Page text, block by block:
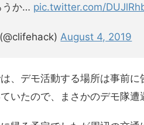
うか… pic.twitter.com/
(@clifehack) August 4, 2019
、デモ活動する場所は事前
いたので、まさかのデモ隊遭